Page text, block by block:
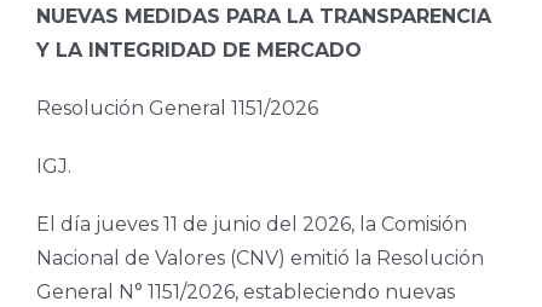
NUEVAS MEDIDAS PARA LA TRANSPARENCIA
Y LA INTEGRIDAD DE MERCADO
Resolución General 1151/2026
IGJ.
El día jueves 11 de junio del 2026, la Comisión
Nacional de Valores (CNV) emitió la Resolución
General N° 1151/2026, estableciendo nuevas